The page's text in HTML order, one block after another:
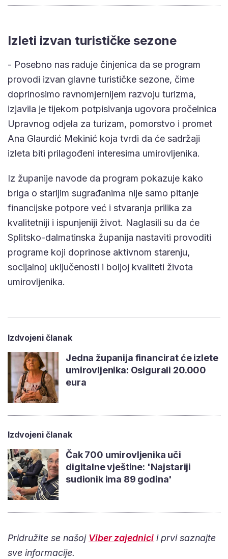
Izleti izvan turističke sezone
- Posebno nas raduje činjenica da se program
provodi izvan glavne turističke sezone, čime
doprinosimo ravnomjernijem razvoju turizma,
izjavila je tijekom potpisivanja ugovora pročelnica
Upravnog odjela za turizam, pomorstvo i promet
Ana Glaurdić Mekinić koja tvrdi da će sadržaji
izleta biti prilagođeni interesima umirovljenika.
Iz županije navode da program pokazuje kako
briga o starijim sugrađanima nije samo pitanje
financijske potpore već i stvaranja prilika za
kvalitetniji i ispunjeniji život. Naglasili su da će
Splitsko-dalmatinska županija nastaviti provoditi
programe koji doprinose aktivnom starenju,
socijalnoj uključenosti i boljoj kvaliteti života
umirovljenika.
Izdvojeni članak
Jedna županija financirat će izlete
umirovljenika: Osigurali 20.000
eura
Izdvojeni članak
Čak 700 umirovljenika uči
digitalne vještine: 'Najstariji
sudionik ima 89 godina'
Pridružite se našoj Viber zajednici i prvi saznajte
sve informacije.